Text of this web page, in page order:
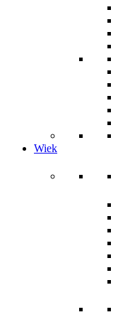
Wiek